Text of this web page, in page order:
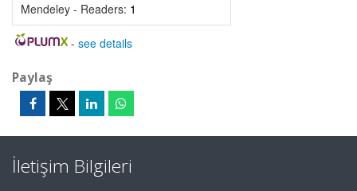
Mendeley - Readers: 1
- see details
Paylaş
İletişim Bilgileri